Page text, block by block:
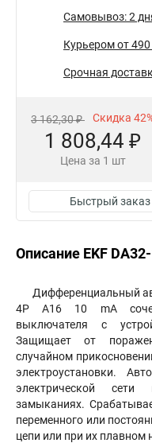
Самовывоз: 2
Курьером от 490
Срочная
3 162,30 ₽ Скидка
1 808,44 ₽
Цена за 1 шт
Быстрый заказ
Описание EKF
Дифференциальный
4P А16 10 mA
выключателя с
Защищает от
случайном
электроустановки.
электрической
замыканиях.
переменного или
цепи или при их плавном